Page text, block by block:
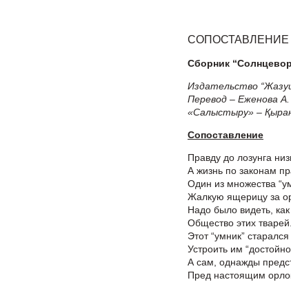
СОПОСТАВЛЕНИЕ
Сборник
Издательство
Перевод – Еженова А.
«Салыстыру» –
Сопоставление
Правду до лозунга
А жизнь по законам
Один из множества
Жалкую ящерицу за
Надо было видеть,
Общество этих тварей.
Этот “умник”
Устроить им
А сам, однажды
Пред настоящим